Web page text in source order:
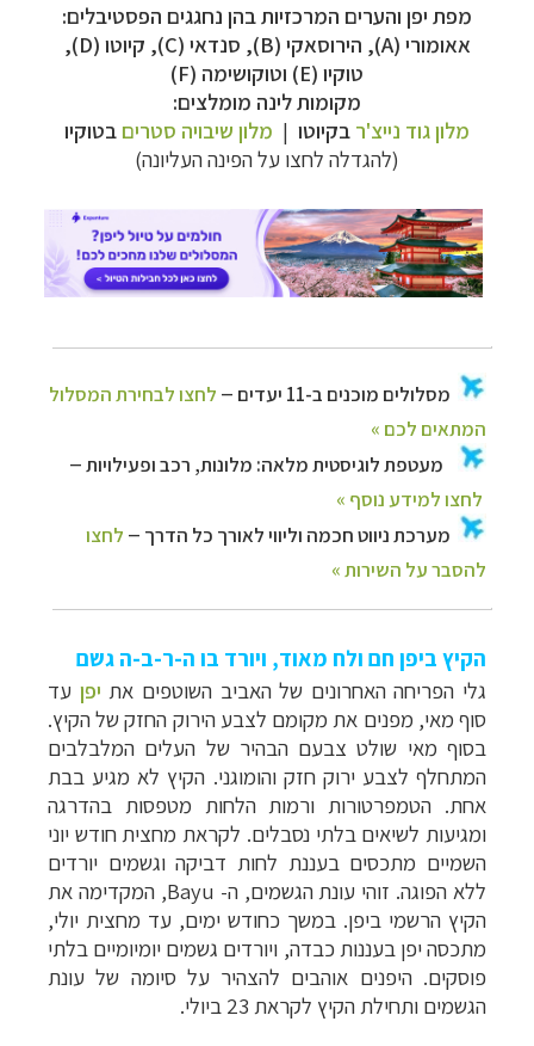
מפת יפן והערים המרכזיות בהן נחגגים הפסטיבלים:
אאומורי (A), הירוסאקי (B), סנדאי (C), קיוטו (D),
טוקיו (E) וטוקושימה (F)
מקומות לינה מומלצים:
מלון גוד נייצ'ר בקיוטו | מלון שיבויה סטרים בטוקיו
(להגדלה לחצו על הפינה העליונה)
מסלולים מוכנים ב-11 יעדים – לחצו לבחירת המסלול
המתאים לכם »
מעטפת לוגיסטית מלאה: מלונות, רכב ופעילויות
לחצו למידע נוסף »
מערכת ניווט חכמה וליווי לאורך כל הדרך – לחצו
להסבר על השירות »
הקיץ ביפן חם ולח מאוד, ויורד בו ה-ר-ב-ה גשם
גלי הפריחה האחרונים של האביב השוטפים את יפן עד
סוף מאי, מפנים את מקומם לצבע הירוק החזק של הקיץ.
בסוף מאי שולט צבעם הבהיר של העלים המלבלבים
המתחלף לצבע ירוק חזק והומוגני. הקיץ לא מגיע בבת
אחת. הטמפרטורות ורמות הלחות מטפסות בהדרגה
ומגיעות לשיאים בלתי נסבלים. לקראת מחצית חודש יוני
השמיים מתכסים בעננת לחות דביקה וגשמים יורדים
ללא הפוגה. זוהי עונת הגשמים, ה- Bayu, המקדימה את
הקיץ הרשמי ביפן. במשך כחודש ימים, עד מחצית יולי,
מתכסה יפן בעננות כבדה, ויורדים גשמים יומיומיים בלתי
פוסקים. היפנים אוהבים להצהיר על סיומה של עונת
הגשמים ותחילת הקיץ לקראת 23 ביולי.